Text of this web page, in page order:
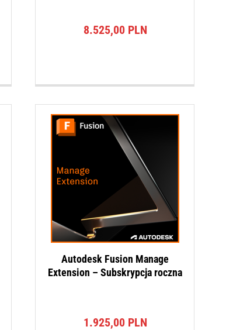
8.525,00 PLN
Autodesk Fusion Manage
Extension – Subskrypcja roczna
1.925,00 PLN